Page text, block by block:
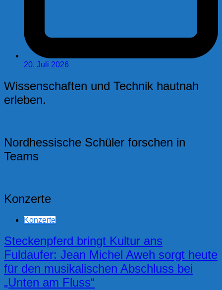
20. Juli 2026
Wissenschaften und Technik hautnah
erleben.
Nordhessische Schüler forschen in
Teams
Konzerte
Konzerte
Steckenpferd bringt Kultur ans
Fuldaufer: Jean Michel Aweh sorgt heute
für den musikalischen Abschluss bei
„Unten am Fluss“